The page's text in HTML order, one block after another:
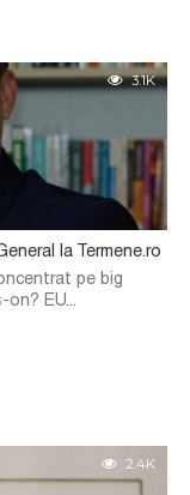
3.1K
la Termene.ro
pe big
on? EU...
2.4K